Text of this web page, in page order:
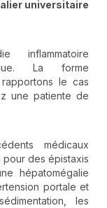
universitaire
inflammatoire
La forme
le cas
une patiente de
médicaux
des épistaxis
hépatomégalie
portale et
les